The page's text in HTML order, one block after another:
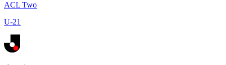
ACL Two
U-21